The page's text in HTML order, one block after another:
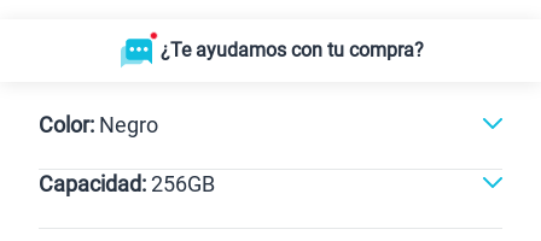
¿Te ayudamos con tu compra?
Color: Negro
Negro
Capacidad:256GB